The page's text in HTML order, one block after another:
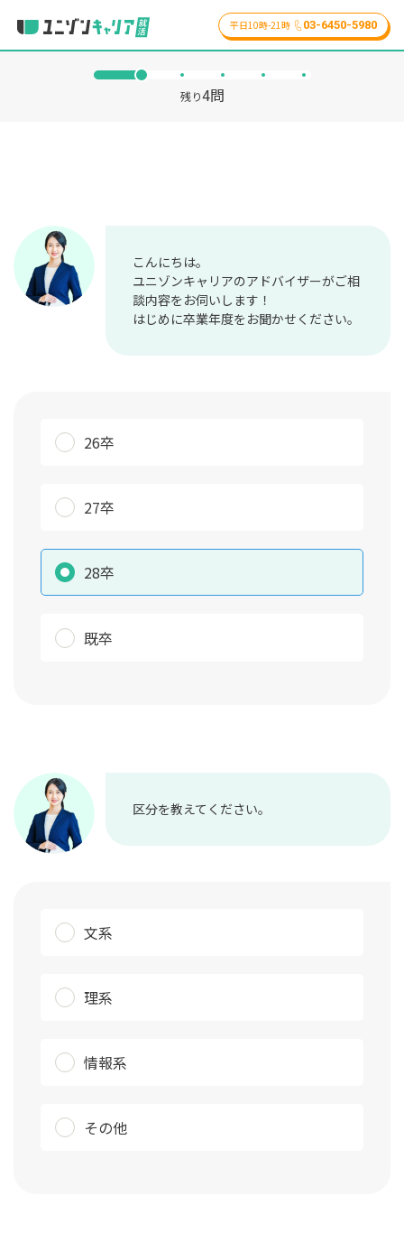
残り4問
平日10時-21時 03-6450-5980
こんにちは。
ユニゾンキャリアのアドバイザーがご相
談内容をお伺いします！
はじめに卒業年度をお聞かせください。
26卒
27卒
28卒
既卒
区分を教えてください。
文系
理系
情報系
その他